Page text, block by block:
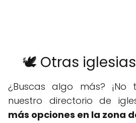
🕊️ Otras
¿Buscas algo más? ¡No
nuestro directorio de
más opciones en la zona